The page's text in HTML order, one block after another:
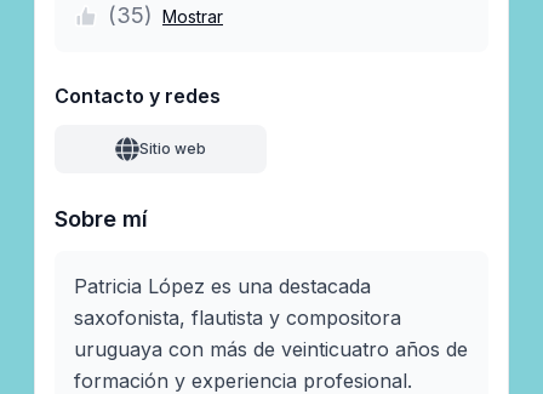
(35) Mostrar
Contacto y redes
Sitio web
Sobre mí
Patricia López es una destacada
saxofonista, flautista y compositora
uruguaya con más de veinticuatro años de
formación y experiencia profesional.